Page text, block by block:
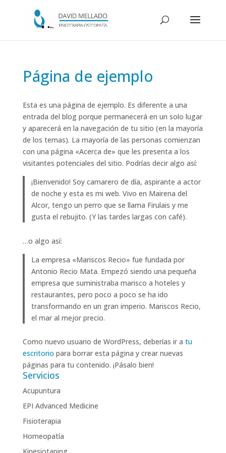
Página de ejemplo
Esta es una página de ejemplo. Es diferente a una
entrada del blog porque permanecerá en un solo lugar
y aparecerá en la navegación de tu sitio (en la mayoría
de los temas). La mayoría de las personas comienzan
con una página «Acerca de» que les presenta a los
visitantes potenciales del sitio. Podrías decir algo así:
¡Bienvenido! Soy camarero de día, aspirante a actor
de noche y esta es mi web. Vivo en Mairena del
Alcor, tengo un perro que se llama Firulais y me
gusta el rebujito. (Y las tardes largas con café).
…o algo así:
La empresa «Mariscos Recio» fue fundada por
Antonio Recio Mata. Empezó siendo una pequeña
empresa que suministraba marisco a hoteles y
restaurantes, pero poco a poco se ha ido
transformando en un gran imperio. Mariscos Recio,
el mar al mejor precio.
Como nuevo usuario de WordPress, deberías ir a tu
escritorio para borrar esta página y crear nuevas
páginas para tu contenido. ¡Pásalo bien!
Servicios
Acupuntura
EPI Advanced Medicine
Fisioterapia
Homeopatía